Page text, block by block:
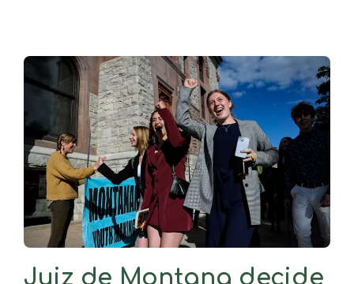
Juiz de Montana decide